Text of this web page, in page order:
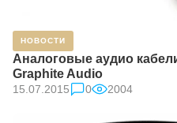
НОВОСТИ
Аналоговые аудио
Graphite Audio
15.07.2015 0 2004